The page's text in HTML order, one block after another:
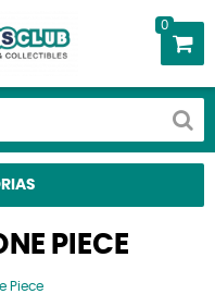
0
PIECE
Piece